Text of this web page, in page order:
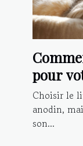
pour
Choisir le
anodin,
son...